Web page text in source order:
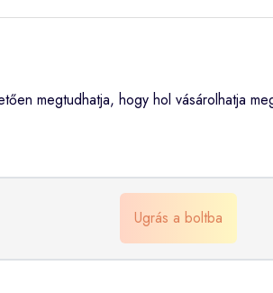
megtudhatja, hogy hol vásárolhatja
Ugrás a boltba